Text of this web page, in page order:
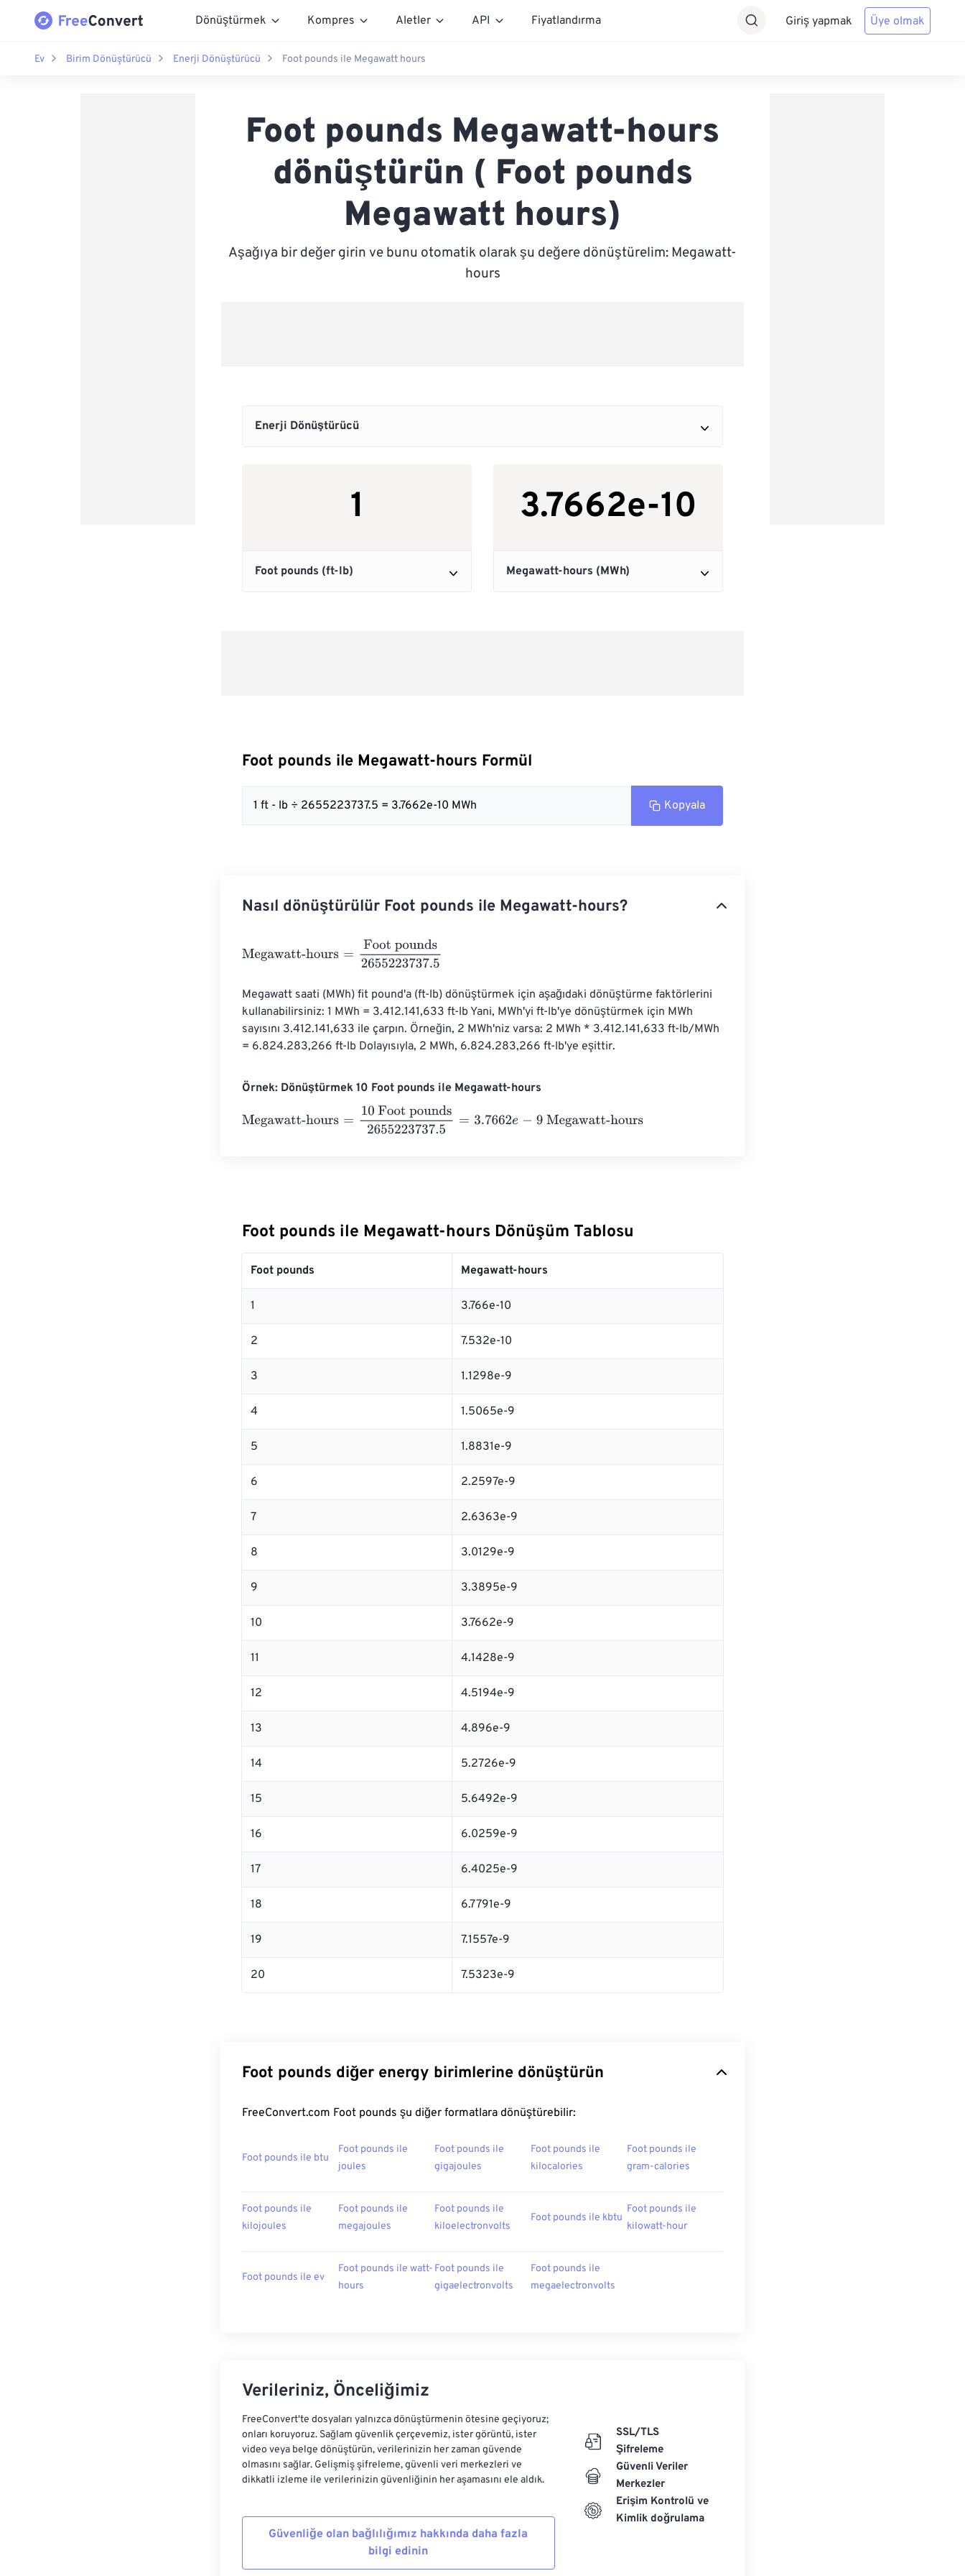
Dönüştürmek Kompres Aletler API Fiyatlandırma Giriş yapmak Üye olmak
Ev Birim Dönüştürücü Enerji Dönüştürücü Foot pounds ile Megawatt hours
Foot pounds Megawatt-hours
dönüştürün ( Foot pounds
Megawatt hours)
Aşağıya bir değer girin ve bunu otomatik olarak şu değere dönüştürelim: Megawatt-
hours
Foot pounds ile Megawatt-hours Formül
1 ft - lb ÷ 2655223737.5 = 3.7662e-10 MWh Kopyala
Nasıl dönüştürülür Foot pounds ile Megawatt-hours?
Megawatt-hours Foot pounds2655223737.5
Megawatt saati (MWh) fit pound'a (ft-lb) dönüştürmek için aşağıdaki dönüştürme faktörlerini
kullanabilirsiniz: 1 MWh = 3.412.141,633 ft-lb Yani, MWh'yi ft-lb'ye dönüştürmek için MWh
sayısını 3.412.141,633 ile çarpın. Örneğin, 2 MWh'niz varsa: 2 MWh * 3.412.141,633 ft-lb/MWh
= 6.824.283,266 ft-lb Dolayısıyla, 2 MWh, 6.824.283,266 ft-lb'ye eşittir.
Örnek: Dönüştürmek 10 Foot pounds ile Megawatt-hours
Megawatt-hours
10 Foot pounds2655223737.5=3.7662 -9 Megawatt-hours
Foot pounds ile Megawatt-hours Dönüşüm Tablosu
Foot pounds Megawatt-hours
1 3.766e-10
2 7.532e-10
3 1.1298e-9
4 1.5065e-9
5 1.8831e-9
6 2.2597e-9
7 2.6363e-9
8 3.0129e-9
9 3.3895e-9
10 3.7662e-9
11 4.1428e-9
12 4.5194e-9
13 4.896e-9
14 5.2726e-9
15 5.6492e-9
16 6.0259e-9
17 6.4025e-9
18 6.7791e-9
19 7.1557e-9
20 7.5323e-9
Foot pounds diğer energy birimlerine dönüştürün
FreeConvert.com Foot pounds şu diğer formatlara dönüştürebilir:
Foot pounds ile btu
Foot pounds ile
joules
Foot pounds ile
gigajoules
Foot pounds ile
kilocalories
Foot pounds ile
gram-calories
Foot pounds ile
kilojoules
Foot pounds ile
megajoules
Foot pounds ile
kiloelectronvolts
Foot pounds ile kbtu
Foot pounds ile
kilowatt-hour
Foot pounds ile ev
Foot pounds ile watt-
hours
Foot pounds ile
gigaelectronvolts
Foot pounds ile
megaelectronvolts
Verileriniz, Önceliğimiz
FreeConvert'te dosyaları yalnızca dönüştürmenin ötesine geçiyoruz;
onları koruyoruz. Sağlam güvenlik çerçevemiz, ister görüntü, ister
video veya belge dönüştürün, verilerinizin her zaman güvende
olmasını sağlar. Gelişmiş şifreleme, güvenli veri merkezleri ve
dikkatli izleme ile verilerinizin güvenliğinin her aşamasını ele aldık.
Güvenliğe olan bağlılığımız hakkında daha fazla
bilgi edinin
SSL/TLS
Şifreleme
Güvenli Veriler
Merkezler
Erişim Kontrolü ve
Kimlik doğrulama